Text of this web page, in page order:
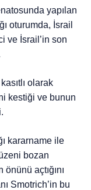
yapılan
oturumda, İsrail
ve İsrail’in son
olarak
kestiği ve bunun
kararname ile
bozan
önünü açtığını
Smotrich’in bu